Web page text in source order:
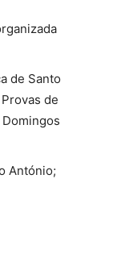
de Santo
de
António;